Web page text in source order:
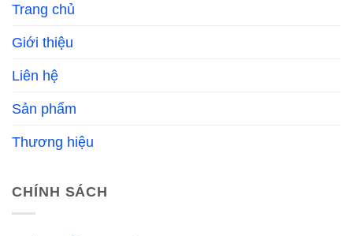
Trang chủ
Giới thiệu
Liên hệ
Sản phẩm
Thương hiệu
CHÍNH SÁCH